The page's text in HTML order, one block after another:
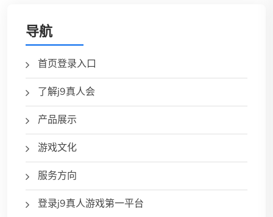
导航
首页登录入口
了解j9真人会
产品展示
游戏文化
服务方向
登录j9真人游戏第一平台